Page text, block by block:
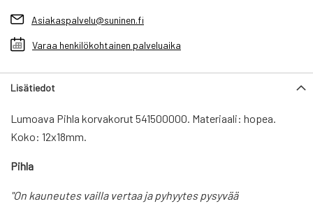
Asiakaspalvelu@suninen.fi
Varaa henkilökohtainen palveluaika
Lisätiedot
Lumoava Pihla korvakorut 541500000. Materiaali: hopea.
Koko: 12x18mm.
Pihla
"On kauneutes vailla vertaa ja pyhyytes pysyvää